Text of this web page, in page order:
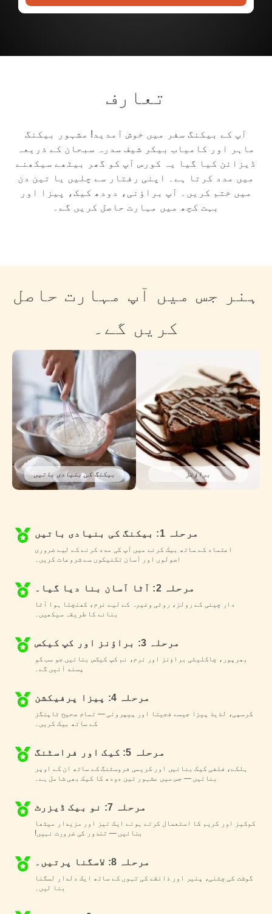
تعارف
آپ کے بیکنگ سفر میں خوش آمدید! مشہور بیکنگ
ماہر اور کامیاب بیکر شیف سدرہ سبحان کے ذریعہ
ڈیزائن کیا گیا یہ کورس آپ کو گھر بیٹھے سیکھنے
میں مدد کرتا ہے۔ اپنی رفتار سے چلیں یا تین دن
میں ختم کریں۔ آپ براؤنی، دودھ کیک، پیزا اور
بہت کچھ میں مہارت حاصل کریں گے۔
ہنر جس میں آپ مہارت حاصل
کریں گے۔
بیکنگ کی بنیادی باتیں براؤنز
مرحلہ 1: بیکنگ کی بنیادی باتیں
اعتماد کے ساتھ بیک کرنے میں آپ کی مدد کرنے کے لیے ضروری
اصولوں اور آسان تکنیکوں سے شروعات کریں۔
مرحلہ 2: آٹا آسان بنا دیا گیا۔
دار چینی کے رولز، روٹی وغیرہ کے لیے نرم، کھنچتا ہوا آٹا
بنانے کا طریقہ سیکھیں۔
مرحلہ 3: براؤنز اور کپ کیکس
بھرپور، چاکلیٹی براؤنز اور نرم، نم کپ کیکس بنائیں جو سب کو
پسند آئیں گے۔
مرحلہ 4: پیزا پرفیکشن
کرسپی، لذیذ پیزا جیسے فجیتا اور پیپرونی — تمام صحیح ٹاپنگز
کے ساتھ بیک کریں۔
مرحلہ 5: کیک اور فراسٹنگ
ہلکے، فلفی کیک بنائیں اور کریمی فروسٹنگ کے ساتھ ان کے اوپر
بنائیں — جس میں مشہور تین دودھ کا کیک بھی شامل ہے۔
مرحلہ 7: نو بیک ڈیزرٹ
کوکیز اور کریم کا استعمال کرتے ہوئے ایک تیز اور مزیدار میٹھا
بنائیں — تندور کی ضرورت نہیں!
مرحلہ 8: لاسگنا پرتیں۔
گوشت کی چٹنی، پنیر اور ذائقے کی تہوں کے ساتھ ایک دلدار لسگنا
بنا لیں۔